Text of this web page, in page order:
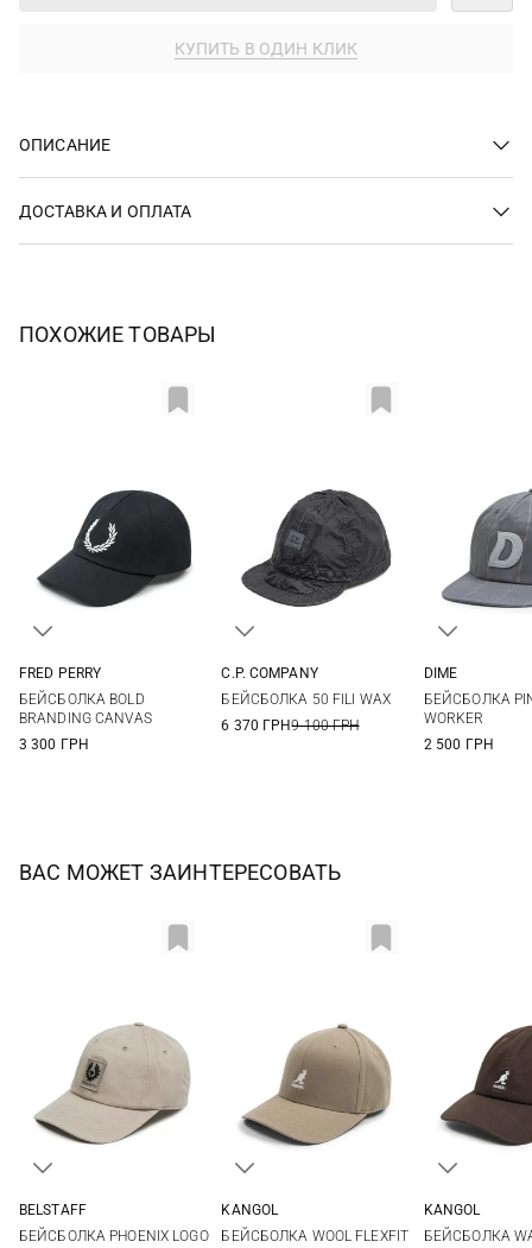
КУПИТЬ В ОДИН КЛИК
ОПИСАНИЕ
ДОСТАВКА И ОПЛАТА
ПОХОЖИЕ ТОВАРЫ
FRED PERRY
БЕЙСБОЛКА BOLD
BRANDING CANVAS
3 300 ГРН
C.P. COMPANY
БЕЙСБОЛКА 50 FILI WAX
6 370 ГРН9 100 ГРН
DIME
БЕЙСБОЛКА
WORKER
2 500 ГРН
ВАС МОЖЕТ ЗАИНТЕРЕСОВАТЬ
BELSTAFF
БЕЙСБОЛКА PHOENIX LOGO
KANGOL
БЕЙСБОЛКА WOOL FLEXFIT
KANGOL
БЕЙСБОЛКА